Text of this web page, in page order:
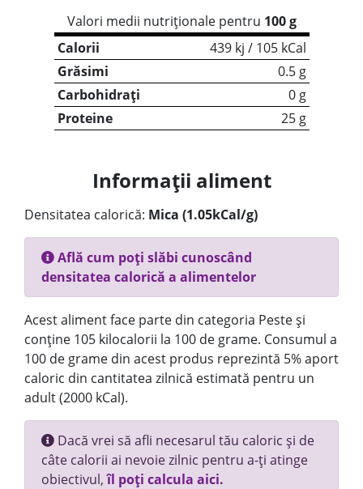
Valori medii nutriționale pentru 100 g
Calorii
439 kj / 105 kCal
Grăsimi
0.5 g
Carbohidrați
0 g
Proteine
25 g
Informații aliment
Densitatea calorică: Mica (1.05kCal/g)
Află cum poți slăbi cunoscând
densitatea calorică a alimentelor
Acest aliment face parte din categoria Peste și
conține 105 kilocalorii la 100 de grame. Consumul a
100 de grame din acest produs reprezintă 5% aport
caloric din cantitatea zilnică estimată pentru un
adult (2000 kCal).
Dacă vrei să afli necesarul tău caloric și de
câte calorii ai nevoie zilnic pentru a-ți atinge
obiectivul,îl poți calcula aici.